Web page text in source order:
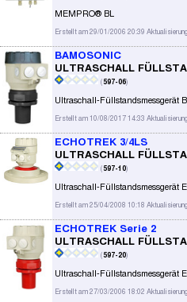
MEMPRO® BL
Erstellt am 29/01/2006 20:39
BAMOSONIC
ULTRASCHALL
(597-06)
Ultraschall-Füllstandsmessgerät
Erstellt am 10/08/2017 14:33
ECHOTREK 3/4LS
ULTRASCHALL
(597-10)
Ultraschall-Füllstandsmessgerät
Erstellt am 25/04/2008 10:18
ECHOTREK Serie 2
ULTRASCHALL
(597-20)
Ultraschall-Füllstandsmessgerät
Erstellt am 27/03/2006 18:02